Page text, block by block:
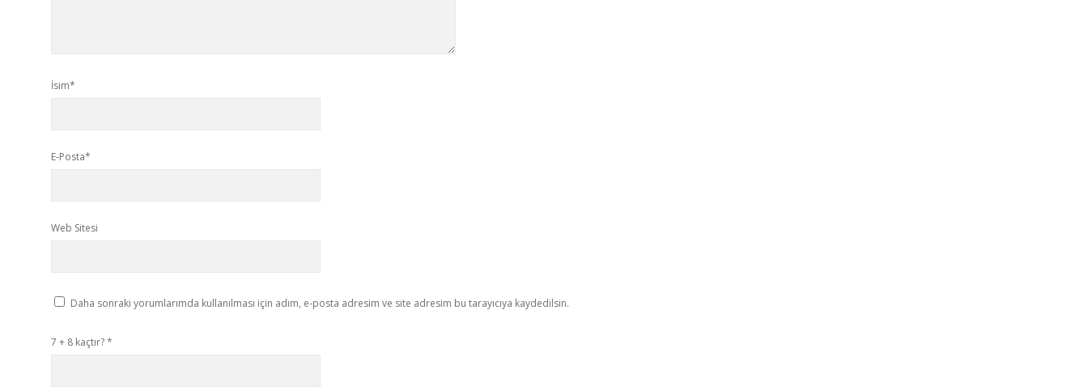
İsim*
E-Posta*
Web Sitesi
Daha sonraki yorumlarımda kullanılması için adım, e-posta adresim ve site adresim bu tarayıcıya kaydedilsin.
7 + 8 kaçtır?*